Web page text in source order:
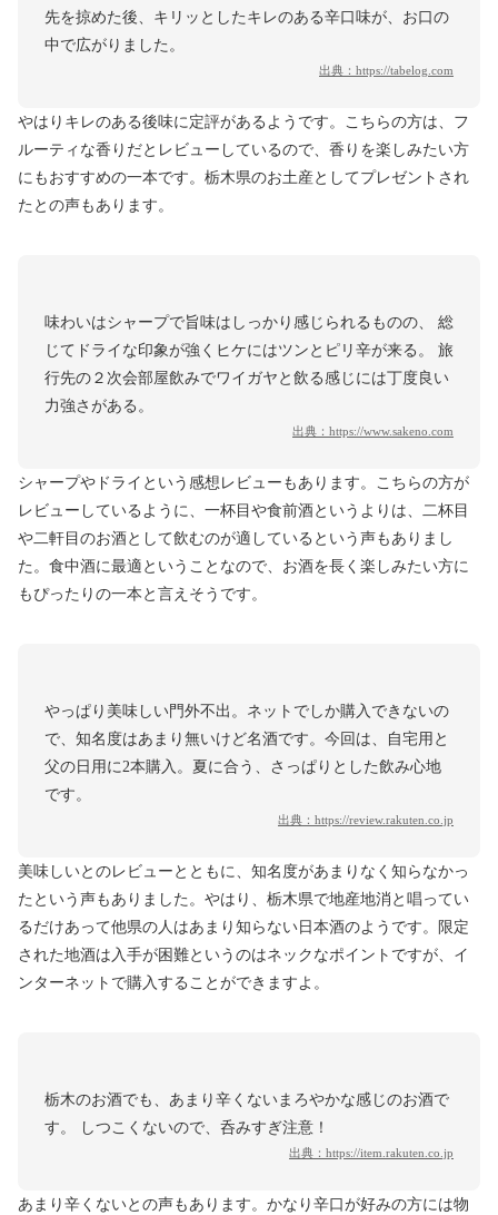
先を掠めた後、キリッとしたキレのある辛口味が、お口の
中で広がりました。
出典： https://tabelog.com
やはりキレのある後味に定評があるようです。こちらの方は、フ
ルーティな香りだとレビューしているので、香りを楽しみたい方
にもおすすめの一本です。栃木県のお土産としてプレゼントされ
たとの声もあります。
味わいはシャープで旨味はしっかり感じられるものの、 総
じてドライな印象が強くヒケにはツンとピリ辛が来る。 旅
行先の２次会部屋飲みでワイガヤと飲る感じには丁度良い
力強さがある。
出典： https://www.sakeno.com
シャープやドライという感想レビューもあります。こちらの方が
レビューしているように、一杯目や食前酒というよりは、二杯目
や二軒目のお酒として飲むのが適しているという声もありまし
た。食中酒に最適ということなので、お酒を長く楽しみたい方に
もぴったりの一本と言えそうです。
やっぱり美味しい門外不出。ネットでしか購入できないの
で、知名度はあまり無いけど名酒です。今回は、自宅用と
父の日用に2本購入。夏に合う、さっぱりとした飲み心地
です。
出典： https://review.rakuten.co.jp
美味しいとのレビューとともに、知名度があまりなく知らなかっ
たという声もありました。やはり、栃木県で地産地消と唱ってい
るだけあって他県の人はあまり知らない日本酒のようです。限定
された地酒は入手が困難というのはネックなポイントですが、イ
ンターネットで購入することができますよ。
栃木のお酒でも、あまり辛くないまろやかな感じのお酒で
す。 しつこくないので、呑みすぎ注意！
出典： https://item.rakuten.co.jp
あまり辛くないとの声もあります。かなり辛口が好みの方には物